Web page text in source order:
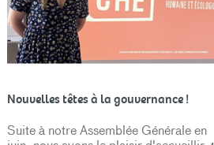
Nouvelles têtes à la gouvernance !
Suite à notre Assemblée Générale en